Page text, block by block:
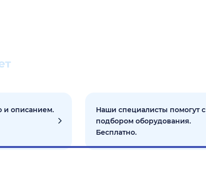
и описанием.
Наши специалисты помогут с
подбором оборудования.
Бесплатно.